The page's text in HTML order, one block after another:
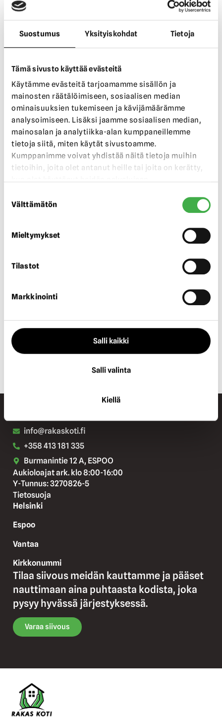
Suostumus Yksityiskohdat Tietoja
Tämä sivusto käyttää evästeitä
Käytämme evästeitä tarjoamamme sisällön ja
mainosten räätälöimiseen, sosiaalisen median
ominaisuuksien tukemiseen ja kävijämäärämme
analysoimiseen. Lisäksi jaamme sosiaalisen median,
mainosalan ja analytiikka-alan kumppaneillemme
tietoja siitä, miten käytät sivustoamme.
Kumppanimme voivat yhdistää näitä tietoja muihin
tietoihin, joita olet antanut heille tai joita on kerätty,
valinta
Välttämätön
Mieltymykset
Tilastot
Markkinointi
Salli kaikki
Salli valinta
Kiellä
4.1 Lahjakortin arvon voi selvittää ottamalla yhteyttä
Rakas Koti asiakaspalveluun. Yhteystiedot löytyvät
tämän sivun alalaidassa ja Rakas Kodin verkkosivuilla.
4.2 Lahjakortin arvonlisävero on nolla (0) prosenttia.
Rakas koti Oy
Y-3270826-5
in**@*******ti.fi
+358 413 181 335
Burmanintie 12 A, ESPOO
Maksupalveluntarjoaja
maksupalveluntarjoajana toimii Paytrail Oyj (2122839-7)
yhteistyössä suomalaisten pankkien ja luottolaitosten
korttilaskulla ja välittää maksun kauppiaalle. Paytrail
ensisijaisesti yhteyttä tuotteen toimittajaan.
Innova 2
https://www.paytrail.com/kuluttaja/tietoa-maksamisesta
info@rakaskoti.fi
+358 413 181 335
Burmanintie 12 A, ESPOO
Aukioloajat ark. klo 8:00-16:00
Y-Tunnus: 3270826-5
Tietosuoja
Helsinki
Espoo
Vantaa
Kirkkonummi
Tilaa siivous meidän kauttamme ja pääset
nauttimaan aina puhtaasta kodista, joka
pysyy hyvässä järjestyksessä.
Varaa siivous